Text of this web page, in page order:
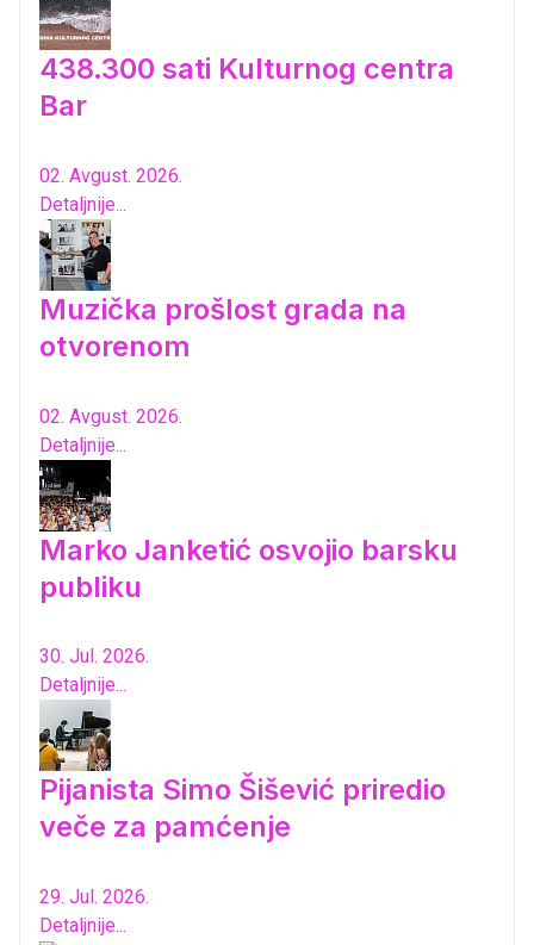
438.300 sati Kulturnog centra
Bar
02. Avgust. 2026.
Detaljnije...
Muzička prošlost grada na
otvorenom
02. Avgust. 2026.
Detaljnije...
Marko Janketić osvojio barsku
publiku
30. Jul. 2026.
Detaljnije...
Pijanista Simo Šišević priredio
veče za pamćenje
29. Jul. 2026.
Detaljnije...